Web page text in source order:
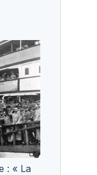
: « La